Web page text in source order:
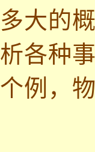
大的
各种
例，